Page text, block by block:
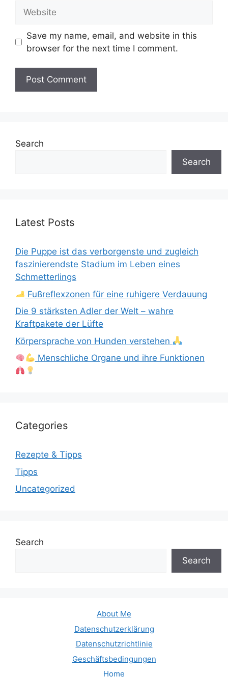
Save my name, email, and website in this
browser for the next time I comment.
Search
Search
Latest Posts
Die Puppe ist das verborgenste und zugleich
faszinierendste Stadium im Leben eines
Schmetterlings
Fußreflexzonen für eine ruhigere Verdauung
Die 9 stärksten Adler der Welt – wahre
Kraftpakete der Lüfte
Körpersprache von Hunden verstehen
Menschliche Organe und ihre Funktionen
Categories
Rezepte & Tipps
Tipps
Uncategorized
Search
Search
About Me
Datenschutzerklärung
Datenschutzrichtlinie
Geschäftsbedingungen
Home